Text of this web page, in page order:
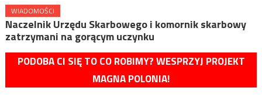
WIADOMOŚCI
Naczelnik Urzędu Skarbowego i komornik skarbowy
zatrzymani na gorącym uczynku
PODOBA CI SIĘ TO CO ROBIMY? WESPRZYJ PROJEKT
MAGNA POLONIA!